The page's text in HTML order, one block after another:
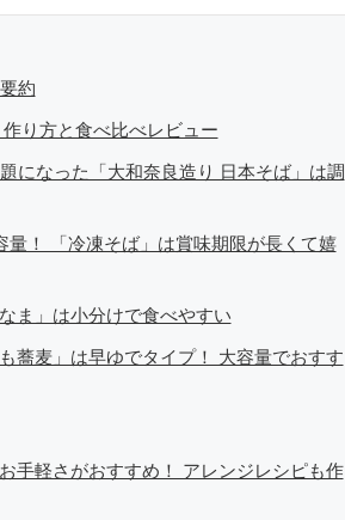
」（柴田書店）、「料理通信」（料理通信社）
、スペイン関連だけでなく日本の観光情報や飲
行う。 ■寄稿雑誌……料理通信、カフェ・スイー
約
り方と食べ比べレビュー
になった「大和奈良造り 日本そば」は調
！ 「冷凍そば」は賞味期限が長くて嬉
ま」は小分けで食べやすい
蕎麦」は早ゆでタイプ！ 大容量でおすす
手軽さがおすすめ！ アレンジレシピも作